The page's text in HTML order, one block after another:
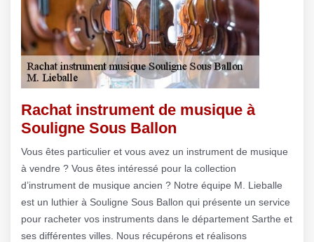
Rachat instrument de musique à
Souligne Sous Ballon
Vous êtes particulier et vous avez un instrument de musique
à vendre ? Vous êtes intéressé pour la collection
d’instrument de musique ancien ? Notre équipe M. Lieballe
est un luthier à Souligne Sous Ballon qui présente un service
pour racheter vos instruments dans le département Sarthe et
ses différentes villes. Nous récupérons et réalisons